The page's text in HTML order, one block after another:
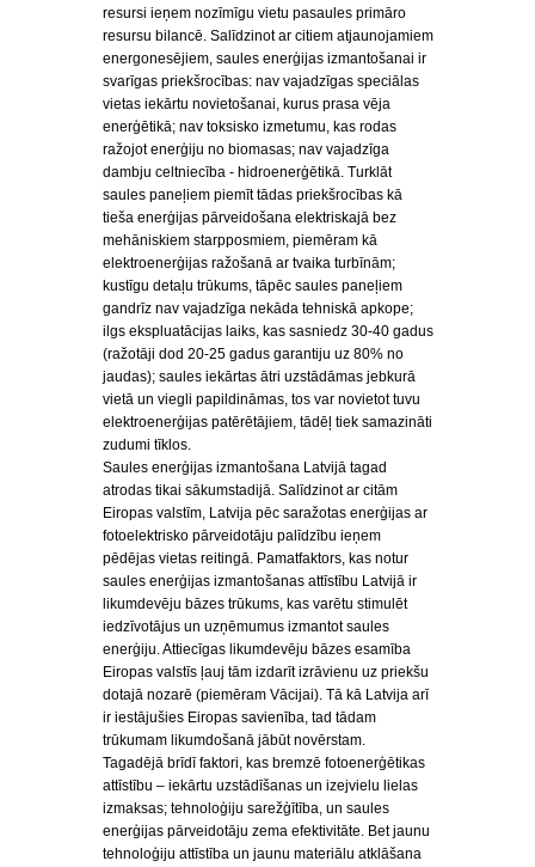
resursi ieņem nozīmīgu vietu pasaules primāro
resursu bilancē. Salīdzinot ar citiem atjaunojamiem
energonesējiem, saules enerģijas izmantošanai ir
svarīgas priekšrocības: nav vajadzīgas speciālas
vietas iekārtu novietošanai, kurus prasa vēja
enerģētikā; nav toksisko izmetumu, kas rodas
ražojot enerģiju no biomasas; nav vajadzīga
dambju celtniecība - hidroenerģētikā. Turklāt
saules paneļiem piemīt tādas priekšrocības kā
tieša enerģijas pārveidošana elektriskajā bez
mehāniskiem starpposmiem, piemēram kā
elektroenerģijas ražošanā ar tvaika turbīnām;
kustīgu detaļu trūkums, tāpēc saules paneļiem
gandrīz nav vajadzīga nekāda tehniskā apkope;
ilgs ekspluatācijas laiks, kas sasniedz 30-40 gadus
(ražotāji dod 20-25 gadus garantiju uz 80% no
jaudas); saules iekārtas ātri uzstādāmas jebkurā
vietā un viegli papildināmas, tos var novietot tuvu
elektroenerģijas patērētājiem, tādēļ tiek samazināti
zudumi tīklos.
Saules enerģijas izmantošana Latvijā tagad
atrodas tikai sākumstadijā. Salīdzinot ar citām
Eiropas valstīm, Latvija pēc saražotas enerģijas ar
fotoelektrisko pārveidotāju palīdzību ieņem
pēdējas vietas reitingā. Pamatfaktors, kas notur
saules enerģijas izmantošanas attīstību Latvijā ir
likumdevēju bāzes trūkums, kas varētu stimulēt
iedzīvotājus un uzņēmumus izmantot saules
enerģiju. Attiecīgas likumdevēju bāzes esamība
Eiropas valstīs ļauj tām izdarīt izrāvienu uz priekšu
dotajā nozarē (piemēram Vācijai). Tā kā Latvija arī
ir iestājušies Eiropas savienība, tad tādam
trūkumam likumdošanā jābūt novērstam.
Tagadējā brīdī faktori, kas bremzē fotoenerģētikas
attīstību – iekārtu uzstādīšanas un izejvielu lielas
izmaksas; tehnoloģiju sarežģītība, un saules
enerģijas pārveidotāju zema efektivitāte. Bet jaunu
tehnoloģiju attīstība un jaunu materiālu atklāšana